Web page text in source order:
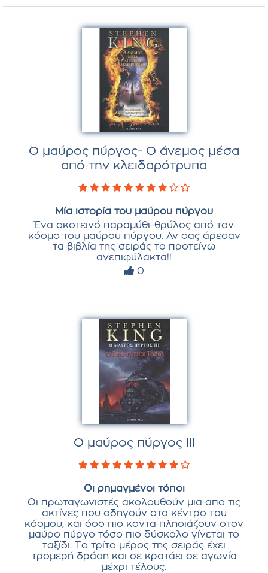
Ο μαύρος πύργος- Ο άνεμος μέσα
από την κλειδαρότρυπα
Μία ιστορία του μαύρου πύργου
Ένα σκοτεινό παραμύθι-θρύλος από τον
κόσμο του μαύρου πύργου. Αν σας άρεσαν
τα βιβλία της σειράς το προτείνω
ανεπιφύλακτα!!
0
Ο μαύρος πύργος III
Οι ρημαγμένοι τόποι
Οι πρωταγωνιστές ακολουθούν μια απο τις
ακτίνες που οδηγούν στο κέντρο του
κόσμου, και όσο πιο κοντα πλησιάζουν στον
μαύρο πύργο τόσο πιο δύσκολο γίνεται το
ταξίδι. Το τρίτο μέρος της σειράς έχει
τρομερή δράση και σε κρατάει σε αγωνία
μέχρι τέλους.